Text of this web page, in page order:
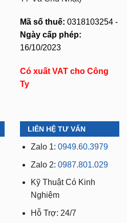
Mã số thuế: 0318103254 -
Ngày cấp phép:
16/10/2023
Có xuất VAT cho Công
Ty
LIÊN HỆ TƯ VẤN
Zalo 1: 0949.60.3979
Zalo 2: 0987.801.029
Kỹ Thuật Có Kinh
Nghiệm
Hỗ Trợ: 24/7